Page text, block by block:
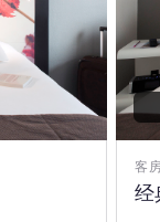
客
经